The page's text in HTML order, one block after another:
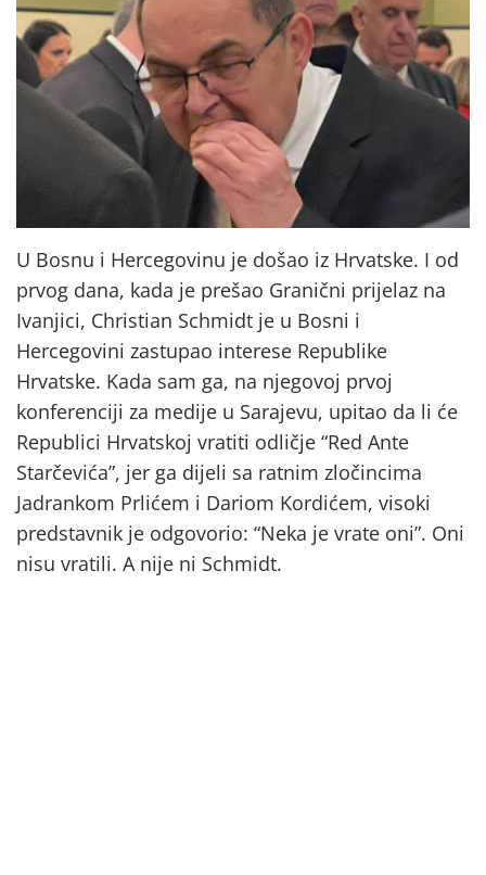
U Bosnu i Hercegovinu je došao iz Hrvatske. I od
prvog dana, kada je prešao Granični prijelaz na
Ivanjici, Christian Schmidt je u Bosni i
Hercegovini zastupao interese Republike
Hrvatske. Kada sam ga, na njegovoj prvoj
konferenciji za medije u Sarajevu, upitao da li će
Republici Hrvatskoj vratiti odličje “Red Ante
Starčevića”, jer ga dijeli sa ratnim zločincima
Jadrankom Prlićem i Dariom Kordićem, visoki
predstavnik je odgovorio: “Neka je vrate oni”. Oni
nisu vratili. A nije ni Schmidt.